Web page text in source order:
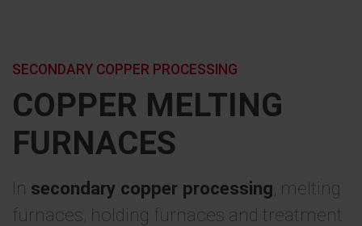
COPPER MELTING
FURNACES
SECONDARY COPPER PROCESSING
In secondary copper processing, melting
furnaces, holding furnaces and treatment